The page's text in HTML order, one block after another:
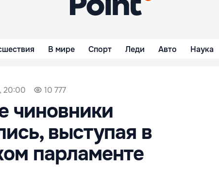
В мире Спорт Леди Авто Наука
20:00 10 777
чиновники
выступая в
парламенте